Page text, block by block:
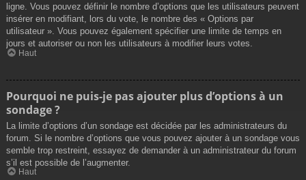
ligne. Vous pouvez définir le nombre d’options que les utilisateurs peuvent
insérer en modifiant, lors du vote, le nombre des « Options par
utilisateur ». Vous pouvez également spécifier une limite de temps en
jours et autoriser ou non les utilisateurs à modifier leurs votes.
Haut
Pourquoi ne puis-je pas ajouter plus d’options à un
sondage ?
La limite d’options d’un sondage est décidée par les administrateurs du
forum. Si le nombre d’options que vous pouvez ajouter à un sondage vous
semble trop restreint, essayez de demander à un administrateur du forum
s’il est possible de l’augmenter.
Haut